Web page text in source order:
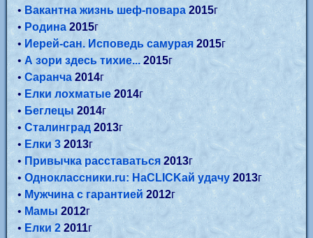
• Вакантна жизнь шеф-повара 2015г
• Родина 2015г
• Иерей-сан. Исповедь самурая 2015г
• А зори здесь тихие... 2015г
• Саранча 2014г
• Елки лохматые 2014г
• Беглецы 2014г
• Сталинград 2013г
• Елки 3 2013г
• Привычка расставаться 2013г
•Одноклассники.ru: НаCLICKай удачу 2013г
• Мужчина с гарантией 2012г
• Мамы 2012г
• Елки 2 2011г